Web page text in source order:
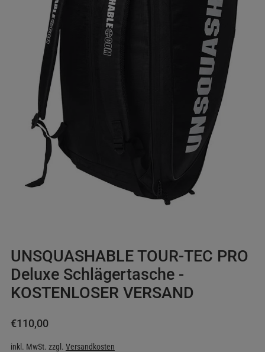
UNSQUASHABLE TOUR-TEC PRO
Deluxe Schlägertasche -
KOSTENLOSER VERSAND
€110,00
inkl. MwSt. zzgl. Versandkosten